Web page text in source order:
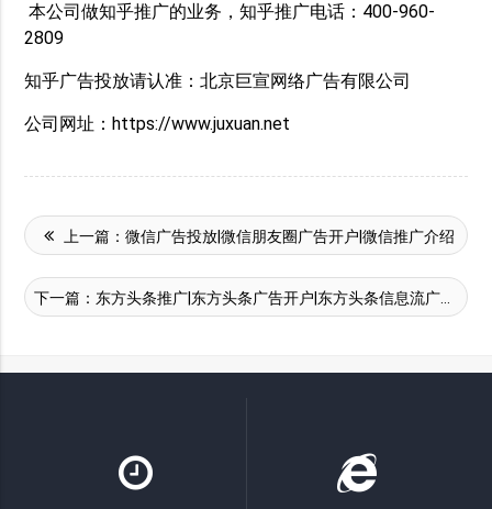
本公司做知乎推广的业务，知乎推广电话：400-960-
2809
知乎广告投放请认准：北京巨宣网络广告有限公司
公司网址：https://www.juxuan.net
上一篇： 微信广告投放|微信朋友圈广告开户|微信推广介绍
下一篇： 东方头条推广|东方头条广告开户|东方头条信息流广告